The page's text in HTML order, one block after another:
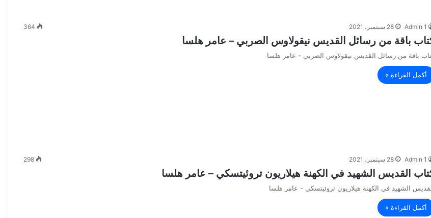
Admin 1 28 سبتمبر، 2021 364
باقة من رسائل القديس نيقولاوس الصربي – عامر هلسا
باقة من رسائل القديس نيقولاوس الصربي - عامر هلسا
أكمل القراءة »
Admin 1 28 سبتمبر، 2021 298
القديس الشهيد في الكهنة هيلاريون تروئيتسكي – عامر هلسا
الشهيد في الكهنة هيلاريون تروئيتسكي - عامر هلسا
أكمل القراءة »